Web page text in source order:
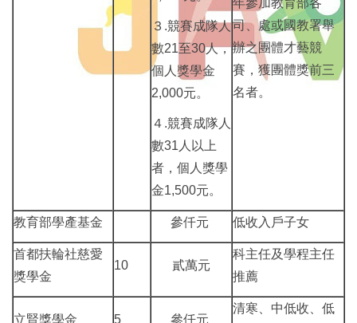
３.競賽成隊人
數21至30人，
個人獎學金
2,000元。
４.競賽成隊人
數31人以上
者，個人獎學
金1,500元。
年參加教育部各
司、處或國教署舉
辦之團體才藝競
賽，獲團體獎前三
名者。
教育部學產基金 參仟元 低收入戶子女
首都扶輪社慈愛
獎學金
10 貳萬元
科主任及學程主任
推薦
立賢獎學金 5 參仟元
清寒、中低收、低